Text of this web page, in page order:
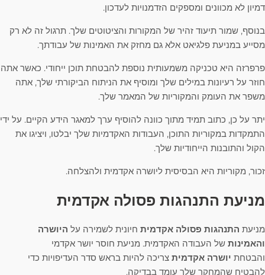
דמיון לא מכוונים ומספקים הזדמנויות לעדכון.
בנוסף, שמור תיעוד זהיר של המקורות והציטוטים שלך. תרגול זה לא רק
מסייע במניעת פלגיאט אלא גם מחזק את האמינות של עבודתך.
פרפרזה היא טכניקה משמעותית נוספת להבטחת תוכן ייחודי. כאשר אתה
חוזר על רעיונות במילים שלך ומוסיף את הניתוח הביקורתי שלך, אתה
משפר את העומק והמקוריות של המאמר שלך.
יתר על כן, כתוב תמיד מתוך כוונה להוסיף ערך למאגר הידע הקיים. על ידי
התמקדות במקוריות התוכן, העבודות האקדמיות שלך יבלטו, ויציגו את
הקול והתובנות הייחודיות שלך.
זכור, מקוריות היא הבסיסית ליושרה אקדמית ולהצלחה.
מניעת התנהגות פסולה אקדמית
מניעת התנהגות פסולה אקדמית חיונית לשמירה על היושרה
והאמינות של העבודה האקדמית. מניעת חוסר יושר אקדמי
והבטחת יושרה אקדמית צריכה להיות בראש סדר העדיפויות כדי
להבטיח שהמחקר שלך עומד בבדיקה.